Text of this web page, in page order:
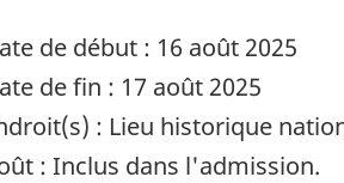
de début : 16 août 2025
de fin : 17 août 2025
: Lieu historique
: Inclus dans l'admission.